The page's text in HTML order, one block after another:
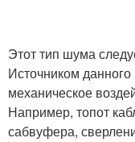
Этот тип шума
Источником
механическое
Например, топот
сабвуфера,